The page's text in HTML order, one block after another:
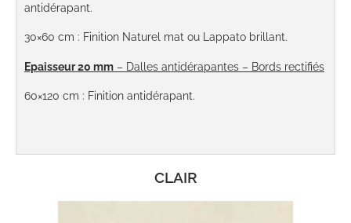
antidérapant.
30×60 cm : Finition Naturel mat ou Lappato brillant.
Epaisseur 20 mm – Dalles antidérapantes – Bords rectifiés
60×120 cm : Finition antidérapant.
CLAIR